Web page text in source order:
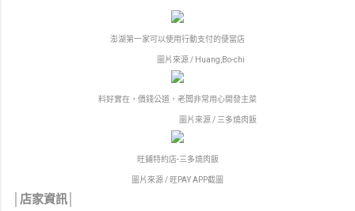
澎湖第一家可以使用行動支付的便當店
圖片來源 / Huang,Bo-chi
料好實在，價錢公道，老闆非常用心開發主菜
圖片來源 / 三多燒肉飯
旺鋪特約店-三多燒肉飯
圖片來源 / 旺PAY APP截圖
│店家資訊│